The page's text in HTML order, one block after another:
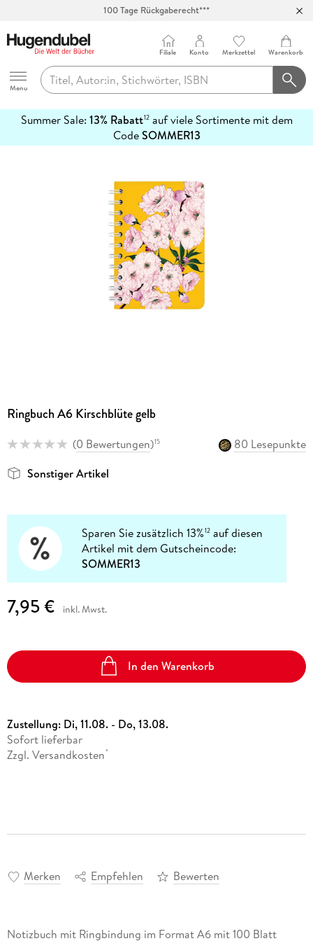
100 Tage Rückgaberecht***
Hugendubel
Menu
Filiale Konto Merkzettel Warenkorb
Summer Sale: 13% Rabatt12auf viele Sortimente mit dem
CodeSOMMER13
erfahren
Ringbuch A6 Kirschblüte gelb
(0 Bewertungen)15
80 Lesepunkte
Sonstiger Artikel
Sparen Sie zusätzlich 13%12 auf diesen
Artikel mit dem Gutscheincode:
SOMMER13
7,95 € inkl. Mwst.
In den Warenkorb
Zustellung: Di, 11.08. - Do, 13.08.
Sofort lieferbar
Zzgl. Versandkosten *
Merken Empfehlen Bewerten
Notizbuch mit Ringbindung im Format A6 mit 100 Blatt